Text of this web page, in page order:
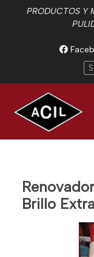
PRODUCTOS Y
Brillo